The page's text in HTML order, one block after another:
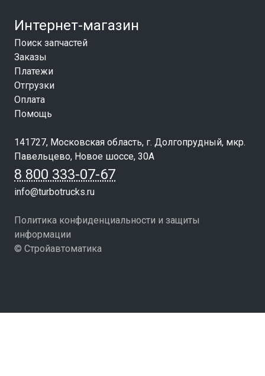
Интернет-магазин
Поиск запчастей
Заказы
Платежи
Отгрузки
Оплата
Помощь
141727, Московская область, г. Долгопрудный, мкр.
Павельцево, Новое шоссе, 30А
8 800 333-07-67
info@turbotrucks.ru
Политика конфиденциальности и защиты
информации
© Стройавтоматика